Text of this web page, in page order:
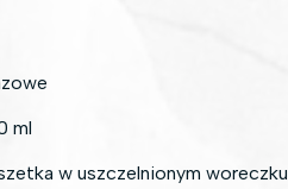
ml
w uszczelnionym woreczku